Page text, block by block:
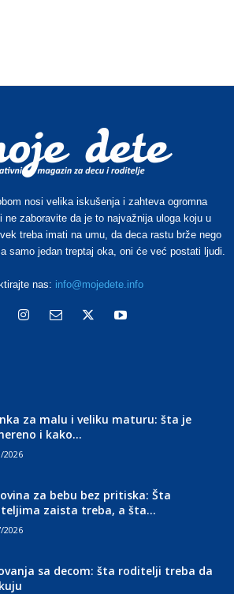
nosi velika iskušenja i zahteva ogromna
ne zaboravite da je to najvažnija uloga koju u
treba imati na umu, da deca rastu brže nego
samo jedan treptaj oka, oni će već postati ljudi.
nas: info@mojedete.info
za malu i veliku maturu: šta je
i kako...
2026
za bebu bez pritiska: Šta
zaista treba, a šta...
2026
sa decom: šta roditelji treba da